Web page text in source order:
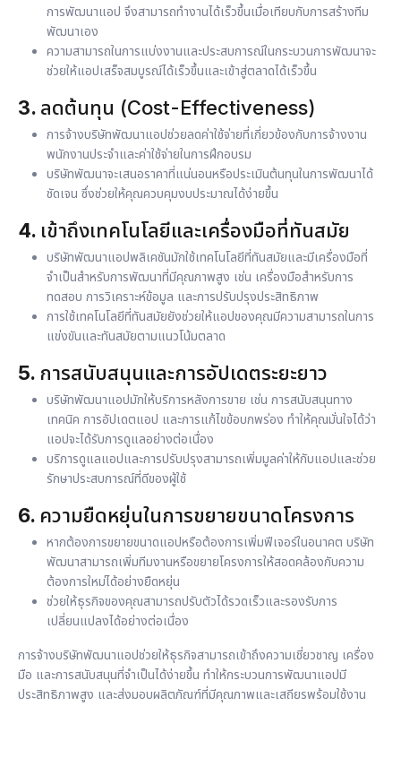
การพัฒนาแอป จึงสามารถทำงานได้เร็วขึ้นเมื่อเทียบกับการสร้างทีม
พัฒนาเอง
ความสามารถในการแบ่งงานและประสบการณ์ในกระบวนการพัฒนาจะ
ช่วยให้แอปเสร็จสมบูรณ์ได้เร็วขึ้นและเข้าสู่ตลาดได้เร็วขึ้น
3. ลดต้นทุน (Cost-Effectiveness)
การจ้างบริษัทพัฒนาแอปช่วยลดค่าใช้จ่ายที่เกี่ยวข้องกับการจ้างงาน
พนักงานประจำและค่าใช้จ่ายในการฝึกอบรม
บริษัทพัฒนาจะเสนอราคาที่แน่นอนหรือประเมินต้นทุนในการพัฒนาได้
ชัดเจน ซึ่งช่วยให้คุณควบคุมงบประมาณได้ง่ายขึ้น
4. เข้าถึงเทคโนโลยีและเครื่องมือที่ทันสมัย
บริษัทพัฒนาแอปพลิเคชันมักใช้เทคโนโลยีที่ทันสมัยและมีเครื่องมือที่
จำเป็นสำหรับการพัฒนาที่มีคุณภาพสูง เช่น เครื่องมือสำหรับการ
ทดสอบ การวิเคราะห์ข้อมูล และการปรับปรุงประสิทธิภาพ
การใช้เทคโนโลยีที่ทันสมัยยังช่วยให้แอปของคุณมีความสามารถในการ
แข่งขันและทันสมัยตามแนวโน้มตลาด
5. การสนับสนุนและการอัปเดตระยะยาว
บริษัทพัฒนาแอปมักให้บริการหลังการขาย เช่น การสนับสนุนทาง
เทคนิค การอัปเดตแอป และการแก้ไขข้อบกพร่อง ทำให้คุณมั่นใจได้ว่า
แอปจะได้รับการดูแลอย่างต่อเนื่อง
บริการดูแลแอปและการปรับปรุงสามารถเพิ่มมูลค่าให้กับแอปและช่วย
รักษาประสบการณ์ที่ดีของผู้ใช้
6. ความยืดหยุ่นในการขยายขนาดโครงการ
หากต้องการขยายขนาดแอปหรือต้องการเพิ่มฟีเจอร์ในอนาคต บริษัท
พัฒนาสามารถเพิ่มทีมงานหรือขยายโครงการให้สอดคล้องกับความ
ต้องการใหม่ได้อย่างยืดหยุ่น
ช่วยให้ธุรกิจของคุณสามารถปรับตัวได้รวดเร็วและรองรับการ
เปลี่ยนแปลงได้อย่างต่อเนื่อง
การจ้างบริษัทพัฒนาแอปช่วยให้ธุรกิจสามารถเข้าถึงความเชี่ยวชาญ เครื่อง
มือ และการสนับสนุนที่จำเป็นได้ง่ายขึ้น ทำให้กระบวนการพัฒนาแอปมี
ประสิทธิภาพสูง และส่งมอบผลิตภัณฑ์ที่มีคุณภาพและเสถียรพร้อมใช้งาน